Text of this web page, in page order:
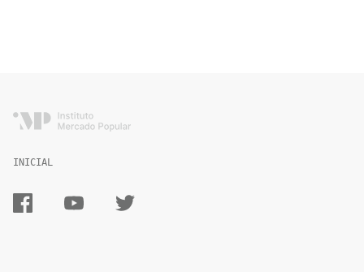
INICIAL